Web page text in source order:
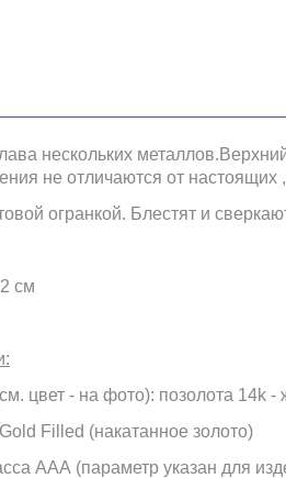
нескольких
не отличаются от настоящих
огранкой. Блестят и
см
цвет - на фото): позолота 14k -
Filled (накатанное золото)
ААА (параметр указан для